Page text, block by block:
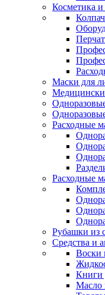
Косметика
Маски для
Расходные
Расходные
Рубашки из
Средства и
Воски
Книги
Масло